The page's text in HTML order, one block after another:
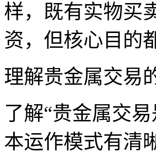
样，既有实物买
资，但核心目的
理解贵金属交易
了解“贵金属交
本运作模式有清